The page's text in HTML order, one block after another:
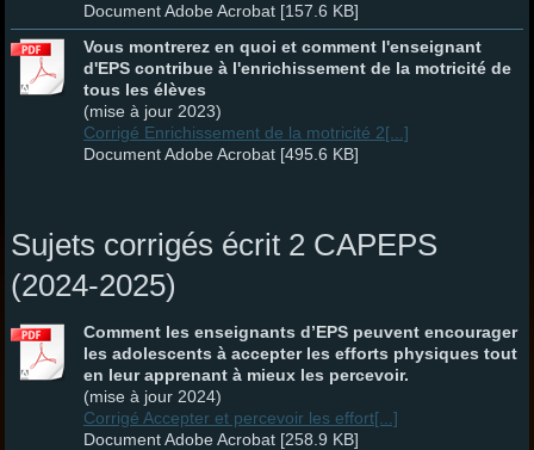
Document Adobe Acrobat [157.6 KB]
Vous montrerez en quoi et comment l'enseignant
d'EPS contribue à l'enrichissement de la motricité de
tous les élèves
(mise à jour 2023)
Corrigé Enrichissement de la motricité 2[...]
Document Adobe Acrobat [495.6 KB]
Sujets corrigés écrit 2 CAPEPS
(2024-2025)
Comment les enseignants d’EPS peuvent encourager
les adolescents à accepter les efforts physiques tout
en leur apprenant à mieux les percevoir.
(mise à jour 2024)
Corrigé Accepter et percevoir les effort[...]
Document Adobe Acrobat [258.9 KB]